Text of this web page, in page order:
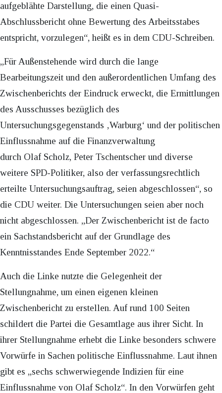
aufgeblähte Darstellung, die einen Quasi-
Abschlussbericht ohne Bewertung des Arbeitsstabes
entspricht, vorzulegen“, heißt es in dem CDU-Schreiben.
„Für Außenstehende wird durch die lange
Bearbeitungszeit und den außerordentlichen Umfang des
Zwischenberichts der Eindruck erweckt, die Ermittlungen
des Ausschusses bezüglich des
Untersuchungsgegenstands ‚Warburg‘ und der politischen
Einflussnahme auf die Finanzverwaltung
durch Olaf Scholz, Peter Tschentscher und diverse
weitere SPD-Politiker, also der verfassungsrechtlich
erteilte Untersuchungsauftrag, seien abgeschlossen“, so
die CDU weiter. Die Untersuchungen seien aber noch
nicht abgeschlossen. „Der Zwischenbericht ist de facto
ein Sachstandsbericht auf der Grundlage des
Kenntnisstandes Ende September 2022.“
Auch die Linke nutzte die Gelegenheit der
Stellungnahme, um einen eigenen kleinen
Zwischenbericht zu erstellen. Auf rund 100 Seiten
schildert die Partei die Gesamtlage aus ihrer Sicht. In
ihrer Stellungnahme erhebt die Linke besonders schwere
Vorwürfe in Sachen politische Einflussnahme. Laut ihnen
gibt es „sechs schwerwiegende Indizien für eine
Einflussnahme von Olaf Scholz“. In den Vorwürfen geht